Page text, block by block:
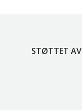
STØTTET AV